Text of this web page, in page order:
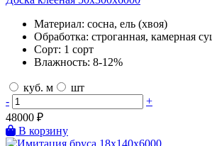
Материал: сосна, ель (хвоя)
Обработка: строганная, камерная
Сорт: 1 сорт
Влажность: 8-12%
куб. м
шт
-
+
48000 ₽
В корзину